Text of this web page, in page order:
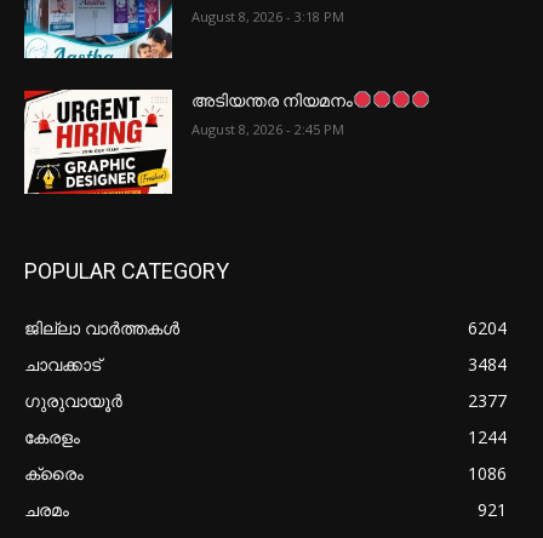
August 8, 2026 - 3:18 PM
അടിയന്തര നിയമനം
August 8, 2026 - 2:45 PM
POPULAR CATEGORY
ജില്ലാ വാർത്തകൾ
6204
ചാവക്കാട്
3484
ഗുരുവായൂർ
2377
കേരളം
1244
ക്രൈം
1086
ചരമം
921